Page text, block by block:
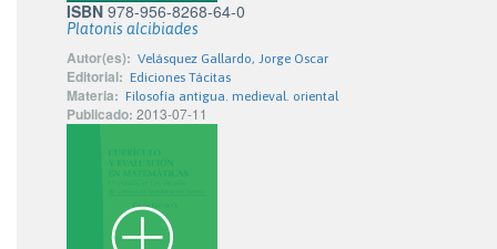
ISBN 978-956-8268-64-0
Platonis alcibiades
Autor(es): Velásquez Gallardo, Jorge Oscar
Editorial: Ediciones Tácitas
Materia: Filosofía antigua. medieval. oriental
Publicado: 2013-07-11